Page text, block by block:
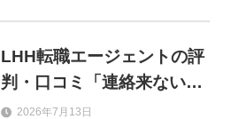
LHH転職エージェントの評
判・口コミ「連絡来ない」
は本当？年収アップの実情
2026年7月13日